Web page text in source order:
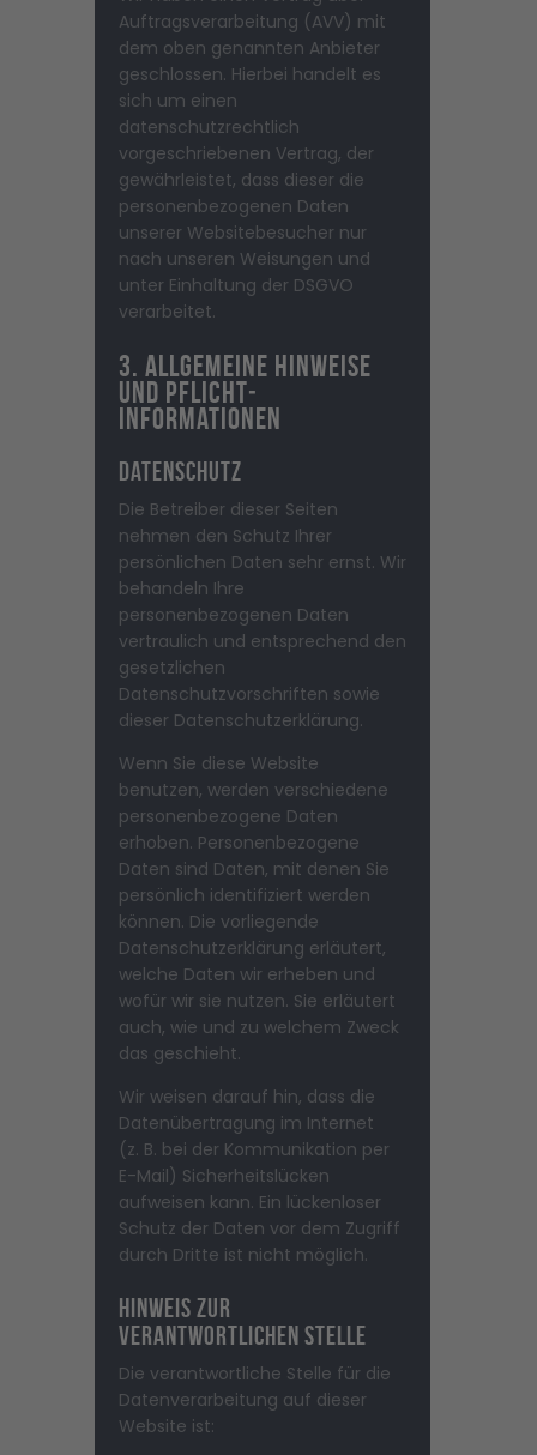
Auftragsverarbeitung (AVV) mit
dem oben genannten Anbieter
geschlossen. Hierbei handelt es
sich um einen
datenschutzrechtlich
vorgeschriebenen Vertrag, der
gewährleistet, dass dieser die
personenbezogenen Daten
unserer Websitebesucher nur
nach unseren Weisungen und
unter Einhaltung der DSGVO
verarbeitet.
3. Allgemeine Hinweise
und Pflicht­
informationen
Datenschutz
Die Betreiber dieser Seiten
nehmen den Schutz Ihrer
persönlichen Daten sehr ernst. Wir
behandeln Ihre
personenbezogenen Daten
vertraulich und entsprechend den
gesetzlichen
Datenschutzvorschriften sowie
dieser Datenschutzerklärung.
Wenn Sie diese Website
benutzen, werden verschiedene
personenbezogene Daten
erhoben. Personenbezogene
Daten sind Daten, mit denen Sie
persönlich identifiziert werden
können. Die vorliegende
Datenschutzerklärung erläutert,
welche Daten wir erheben und
wofür wir sie nutzen. Sie erläutert
auch, wie und zu welchem Zweck
das geschieht.
Wir weisen darauf hin, dass die
Datenübertragung im Internet
(z. B. bei der Kommunikation per
E-Mail) Sicherheitslücken
aufweisen kann. Ein lückenloser
Schutz der Daten vor dem Zugriff
durch Dritte ist nicht möglich.
Hinweis zur
verantwortlichen Stelle
Die verantwortliche Stelle für die
Datenverarbeitung auf dieser
Website ist: